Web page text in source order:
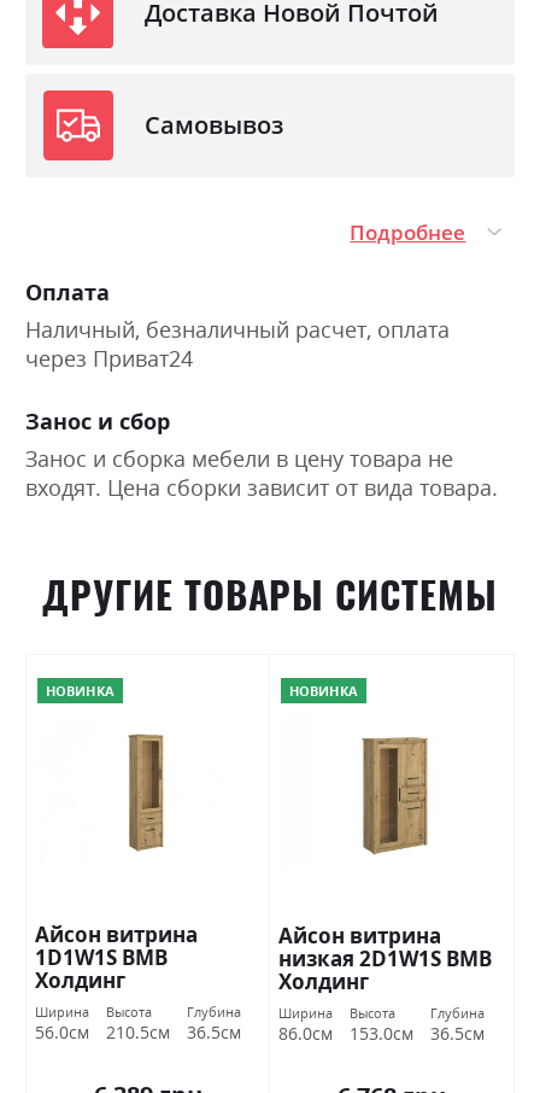
Доставка Новой Почтой
Самовывоз
Подробнее
Оплата
Наличный, безналичный расчет, оплата
через Приват24
Занос и сбор
Занос и сборка мебели в цену товара не
входят. Цена сборки зависит от вида товара.
ДРУГИЕ ТОВАРЫ СИСТЕМЫ
НОВИНКА
Айсон витрина
1D1W1S ВМВ
Холдинг
Ширина
56.0см
Высота
210.5см
Глубина
36.5см
НОВИНКА
Айсон витрина
низкая 2D1W1S ВМВ
Холдинг
Ширина
86.0см
Высота
153.0см
Глубина
36.5см